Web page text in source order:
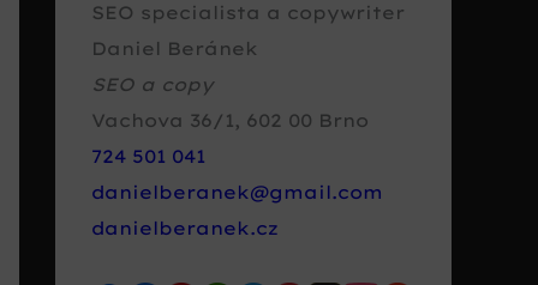
SEO specialista a copywriter
Daniel Beránek
SEO a copy
Vachova 36/1, 602 00 Brno
724 501 041
danielberanek@gmail.com
danielberanek.cz